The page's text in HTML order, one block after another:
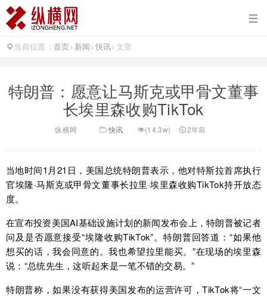
当前位置： 首页> 新闻>快讯>文章
特朗普：愿意让马斯克或甲骨文董事
长埃里森收购TikTok
纵横网 快讯 (14.3w) 2年前
当地时间1月21日，美国总统特朗普表示，他对特斯拉首席执行
官埃隆·马斯克或甲骨文董事长拉里·埃里森收购TikTok持开放态
度。
在宣布投资美国AI基础设施计划的新闻发布会上，特朗普被记者
问及是否愿意接受“埃隆收购TikTok”。特朗普回答道：“如果他
想买的话，我会同意的。我也希望拉里能买。”在现场的埃里森
说：“总统先生，这听起来是一笔不错的交易。”
特朗普称，如果没有获得美国发布的运营许可，TikTok将“一文